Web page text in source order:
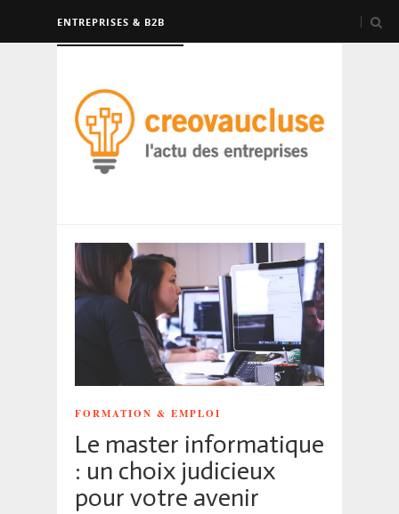
ENTREPRISES & B2B
FORMATION & EMPLOI
Le master informatique
: un choix judicieux
pour votre avenir